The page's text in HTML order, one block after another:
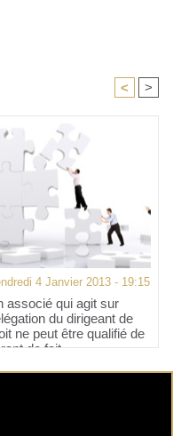
< >
4 Janvier 2013 - 19:15
associé qui agit sur
du dirigeant de
ne peut être qualifié de
de fait